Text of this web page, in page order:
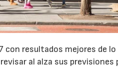
resultados mejores de
al alza sus previsiones